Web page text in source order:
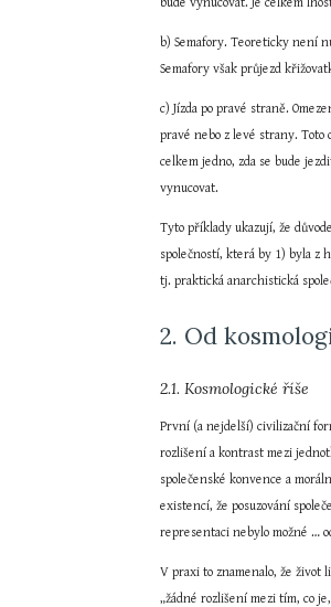
b) Semafory. Teoreticky není
Semafory však průjezd
c) Jízda po pravé straně.
pravé nebo z levé strany. Toto
celkem jedno, zda se bude
vynucovat.
Tyto příklady ukazují, že
společností, která by 1) byla z
tj. praktická anarchistická
2. Od
2.1. Kosmologické říše
První (a nejdelší) civilizační
rozlišení a kontrast mezi
společenské konvence a
existencí, že posuzování
representaci nebylo možné …
V praxi to znamenalo, že život
„žádné rozlišení mezi tím, co